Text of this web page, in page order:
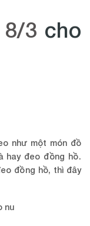
8/3 cho
như một món đồ
hay đeo đồng hồ.
đồng hồ, thì đây